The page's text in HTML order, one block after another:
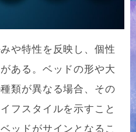
や特性を反映し、個性
ある。ベッドの形や大
類が異なる場合、その
フスタイルを示すこと
ッドがサインとなるこ